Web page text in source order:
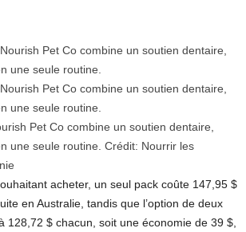
Pet Co combine un soutien dentaire,
une seule routine. Crédit: Nourrir les
acheter, un seul pack coûte 147,95 $
en Australie, tandis que l’option de deux
128,72 $ chacun, soit une économie de 39 $,